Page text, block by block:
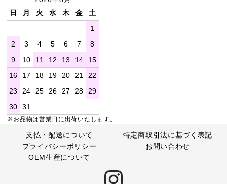
日
月 火 水 木 金
土
1
2
3 4 5 6 7
8
9
10 11 12 13 14
15
16
17 18 19 20 21
22
23
24 25 26 27 28
29
30
31
※お品物は営業日に出荷いたします。
支払・配送について
特定商取引法に基づく表記
プライバシーポリシー
お問い合わせ
OEM生産について